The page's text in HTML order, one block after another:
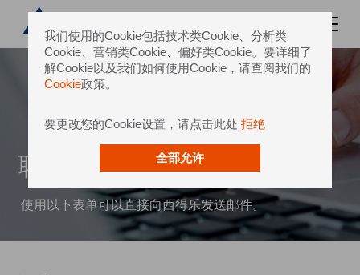
我们使用的Cookie包括技术类Cookie、分析类
Cookie、营销类Cookie、偏好类Cookie。要详细了
解Cookie以及我们如何使用Cookie，请查阅我们的
Cookie政策。
要更改您的Cookie设置，请点击此处 拒绝
全部允许
联系我们
使用以下表单可以直接向西得乐发送邮件。